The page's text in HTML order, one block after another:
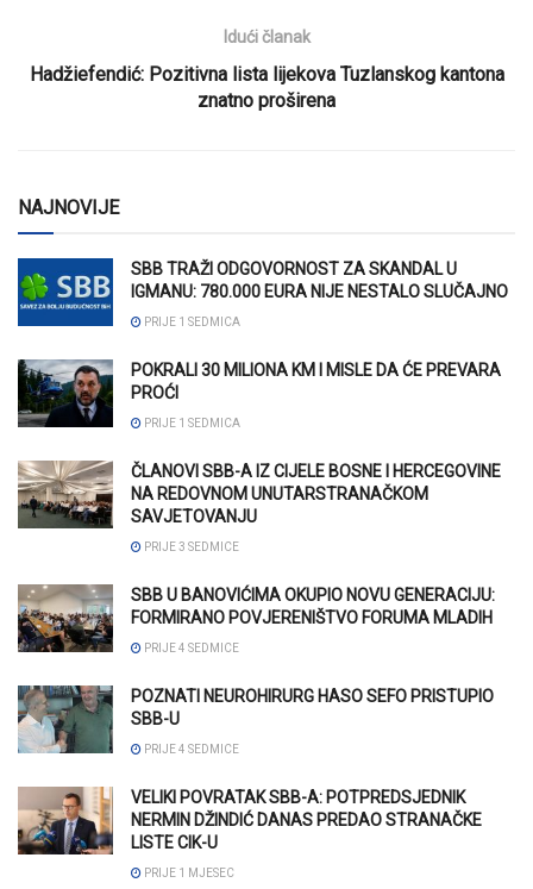
Idući članak
Hadžiefendić: Pozitivna lista lijekova Tuzlanskog kantona
znatno proširena
NAJNOVIJE
SBB TRAŽI ODGOVORNOST ZA SKANDAL U
IGMANU: 780.000 EURA NIJE NESTALO SLUČAJNO
PRIJE 1 SEDMICA
POKRALI 30 MILIONA KM I MISLE DA ĆE PREVARA
PROĆI
PRIJE 1 SEDMICA
ČLANOVI SBB-A IZ CIJELE BOSNE I HERCEGOVINE
NA REDOVNOM UNUTARSTRANAČKOM
SAVJETOVANJU
PRIJE 3 SEDMICE
SBB U BANOVIĆIMA OKUPIO NOVU GENERACIJU:
FORMIRANO POVJERENIŠTVO FORUMA MLADIH
PRIJE 4 SEDMICE
POZNATI NEUROHIRURG HASO SEFO PRISTUPIO
SBB-U
PRIJE 4 SEDMICE
VELIKI POVRATAK SBB-A: POTPREDSJEDNIK
NERMIN DŽINDIĆ DANAS PREDAO STRANAČKE
LISTE CIK-U
PRIJE 1 MJESEC